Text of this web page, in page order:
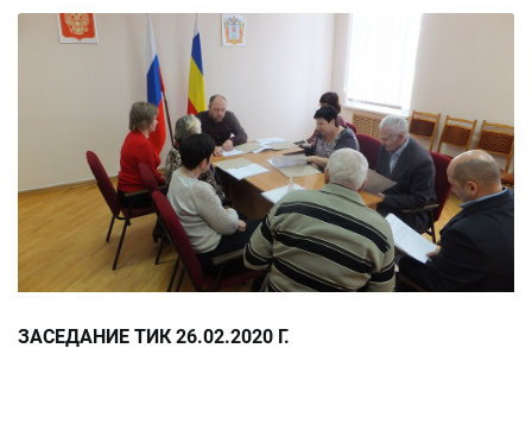
ЗАСЕДАНИЕ ТИК 26.02.2020 Г.